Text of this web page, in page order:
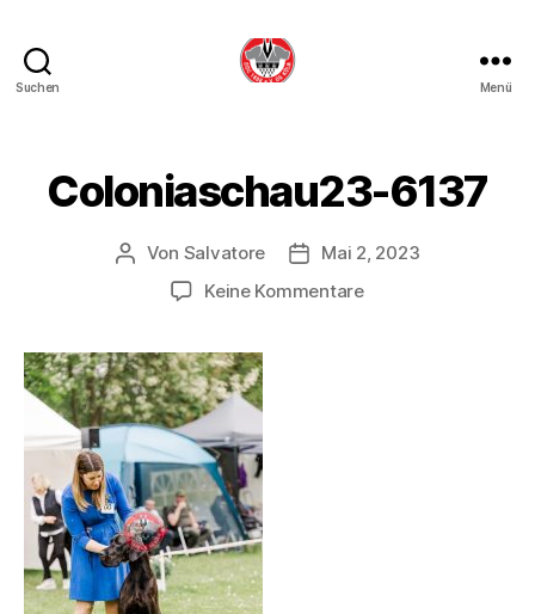
Suchen Menü
Coloniaschau23-6137
Beitragsautor
Von Salvatore Beitragsdatum
Mai 2, 2023
Keine Kommentarezu